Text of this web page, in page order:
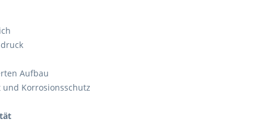
Aufbau
Korrosionsschutz